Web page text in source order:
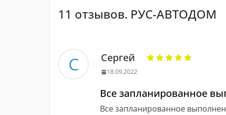
11 отзывов. РУС-АВТОДОМ
С Сергей
18.09.2022
Все запланированное
Все запланированное